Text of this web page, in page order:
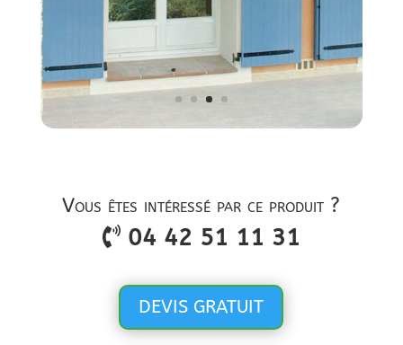
Vous êtes intéressé par ce produit ?
04 42 51 11 31
DEVIS GRATUIT